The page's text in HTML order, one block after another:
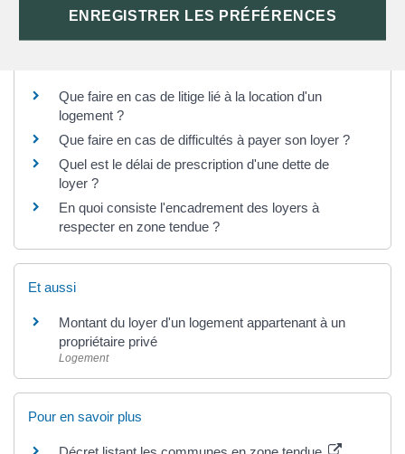
ENREGISTRER LES PRÉFÉRENCES
Que faire en cas de litige lié à la location d'un
logement ?
Que faire en cas de difficultés à payer son loyer ?
Quel est le délai de prescription d'une dette de
loyer ?
En quoi consiste l'encadrement des loyers à
respecter en zone tendue ?
Et aussi
Montant du loyer d'un logement appartenant à un
propriétaire privé
Logement
Pour en savoir plus